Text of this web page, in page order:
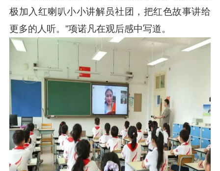
极加入红喇叭小小讲解员社团，把红色故事讲给
更多的人听。”项诺凡在观后感中写道。